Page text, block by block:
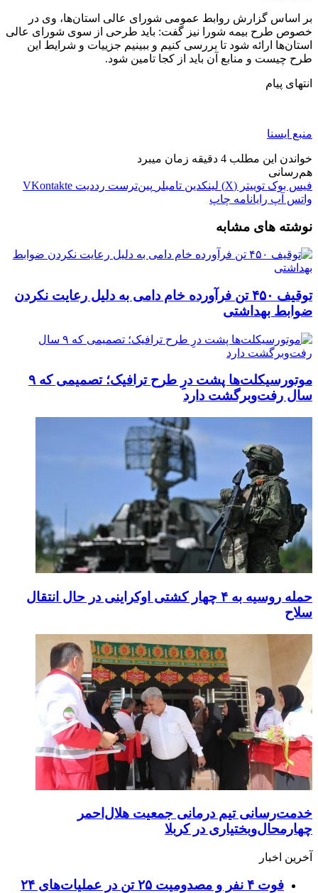
بر اساس گزارش روابط عمومی شورای عالی استان‌ها، وی در
خصوص طرح بیمه شورا نیز گفت: باید طرحی از سوی شورای عالی
استان‌ها ارائه شود تا بررسی کنیم و ببینیم جزییات و شرایط این
طرح چیست و منابع آن باید از کجا تامین شود.
انتهای پیام
منبع ایسنا
خواندن این مطلب 4 دقیقه زمان میبرد
هم‌رسانی
فیس بوک توییتر (X) لینکدین ‫تامبلر ‫پین‌ترست ‫رددیت ‫VKontakte
واتس آپ رایانامه چاپ
نوشته های مشابه
توقیف ۴۵۰ تن فرآورده خام دامی به دلیل رعایت نکردن
ضوابط بهداشتی
موتورسیکلت‌ها پشت درِ طرح ترافیک؛ تصمیمی که ۹
سال رفت‌وبرگشت دارد
حمله روسیه به ۴ چهار کشتی اوکراینی در حال انتقال
سلاح
خدمت‌رسانی تیم درمانی جمعیت هلال‌احمر
چهارمحال‌وبختیاری در کربلا
آخرین اخبار
فوت ۴ نفر و مصدومیت ۲۵ تن در عملیات‌های ۲۴